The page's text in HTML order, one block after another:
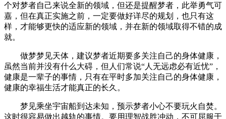
个对梦者自己来说全新的领域，但还是提醒梦者，此举勇气可
嘉，但在真正实施之前，一定要做好详尽的规划，也只有这
样，才能够更快的适应新的领域，并在新的领域取得不错的成
就。
做梦梦见天体，建议梦者近期要多关注自己的身体健康，
虽然当前并没有什么大碍，但人们常说“人无远虑必有近忧”，
健康是一辈子的事情，只有在平时多加关注自己的身体健康，
健康的幸福生活才能真正的长久。
梦见乘坐宇宙船到达未知，预示梦者小心不要玩火自焚。
这时很容易做出越轨的事情。要用理智战胜冲动，不可屈服于